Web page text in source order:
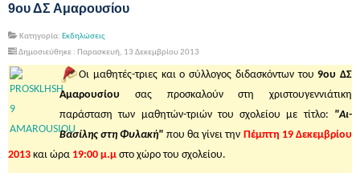
9ου ΔΣ Αμαρουσίου
Κατηγορία: Εκδηλώσεις
Δημοσιεύθηκε : Παρασκευή, 13 Δεκεμβρίου 2013
Οι μαθητές-τριες και ο σύλλογος διδασκόντων του9ου ΔΣ
Αμαρουσίου σας προσκαλούν στη χριστουγεννιάτικη
παράσταση των μαθητών-τριών του σχολείου με τίτλο: "Αι-
Βασίλης στη Φυλακή" που θα γίνει την Πέμπτη 19 Δεκεμβρίου
2013 και ώρα 19:00 μ.μ στο χώρο του σχολείου.